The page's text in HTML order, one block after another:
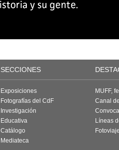
SECCIONES
Exposiciones
Fotografías del CdF
Investigación
Educativa
Catálogo
Mediateca
MUFF,
Canal
Líneas